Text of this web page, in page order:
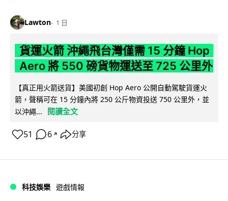
Lawton 1 日
貨運火箭 沖繩飛台灣僅需 15 分鐘 Hop
Aero 將 550 磅貨物運送至 725 公里外
【真正用火箭送貨】美國初創 Hop Aero 公開自動駕駛貨運火
箭，聲稱可在 15 分鐘內將 250 公斤物資投送 750 公里外，並
以沖繩...
閱讀全文
51 6 ↗ 分享
科技娛樂 遊戲情報